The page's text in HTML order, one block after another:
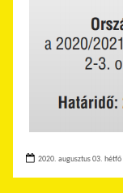
2020. augusztus 03. hétfő